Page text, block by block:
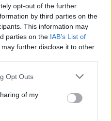
opt-out of the further
by third parties on the
This information may
parties on the IAB’s List of
may further disclose it to other
uses one or more Google
behaviour. You may click to
and its third-party tags to
purposes in below Google
Opt Outs
of my
Άρνολντ βλέπει ΑΤΙΑ
του αεροσκάφος,
που γνώρισε
την παρομοίωσή τους με
saucers) που έκανε,
«ιπτάμενος
έκτασης ιδιοκτησίας